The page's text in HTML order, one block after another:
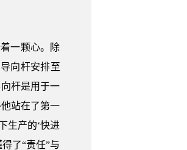
一颗心。除
向杆安排至
杆是用于一
站在了第一
生产的‘快进
了“责任”与